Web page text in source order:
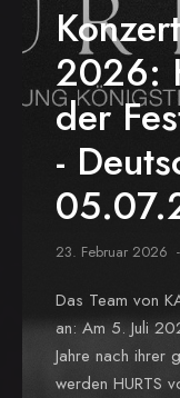
2026:
der
-
23. Februar 2026
Das Team von
an: Am 5. Juli
Jahre nach ihrer
werden HURTS